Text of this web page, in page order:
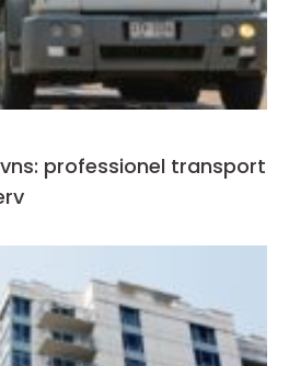
professionel transport